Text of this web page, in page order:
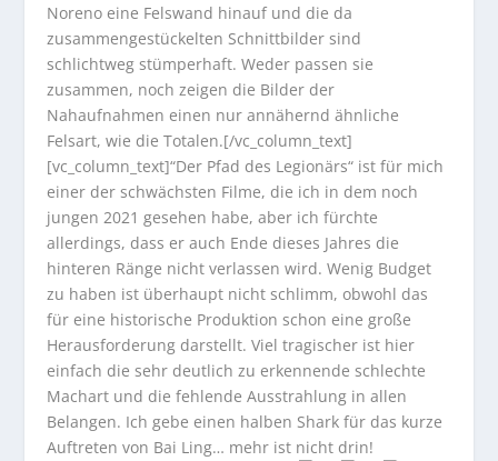
Noreno eine Felswand hinauf und die da
zusammengestückelten Schnittbilder sind
schlichtweg stümperhaft. Weder passen sie
zusammen, noch zeigen die Bilder der
Nahaufnahmen einen nur annähernd ähnliche
Felsart, wie die Totalen.[/vc_column_text]
[vc_column_text]“Der Pfad des Legionärs“ ist für mich
einer der schwächsten Filme, die ich in dem noch
jungen 2021 gesehen habe, aber ich fürchte
allerdings, dass er auch Ende dieses Jahres die
hinteren Ränge nicht verlassen wird. Wenig Budget
zu haben ist überhaupt nicht schlimm, obwohl das
für eine historische Produktion schon eine große
Herausforderung darstellt. Viel tragischer ist hier
einfach die sehr deutlich zu erkennende schlechte
Machart und die fehlende Ausstrahlung in allen
Belangen. Ich gebe einen halben Shark für das kurze
Auftreten von Bai Ling… mehr ist nicht drin!